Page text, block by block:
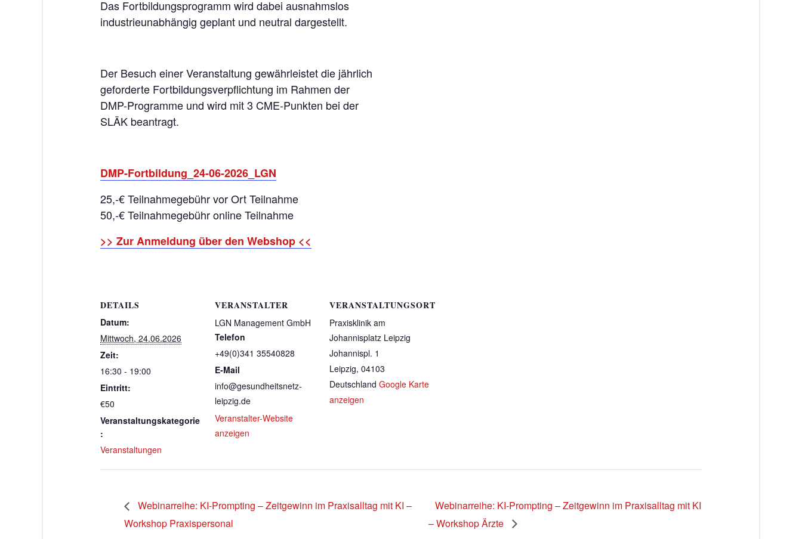
Das Fortbildungsprogramm wird dabei ausnahmslos
industrieunabhängig geplant und neutral dargestellt.
Der Besuch einer Veranstaltung gewährleistet die jährlich
geforderte Fortbildungsverpflichtung im Rahmen der
DMP-Programme und wird mit 3 CME-Punkten bei der
SLÄK beantragt.
DMP-Fortbildung_24-06-2026_LGN
25,-€ Teilnahmegebühr vor Ort Teilnahme
50,-€ Teilnahmegebühr online Teilnahme
>> Zur Anmeldung über den Webshop <<
DETAILS
Datum:
Mittwoch, 24.06.2026
Zeit:
16:30 - 19:00
Eintritt:
€50
Veranstaltungskategorie
:
Veranstaltungen
VERANSTALTER
LGN Management GmbH
Telefon
+49(0)341 35540828
E-Mail
info@gesundheitsnetz-
leipzig.de
Veranstalter-Website
anzeigen
VERANSTALTUNGSORT
Praxisklinik am
Johannisplatz Leipzig
Johannispl. 1
Leipzig, 04103
Deutschland Google Karte
anzeigen
Webinarreihe: KI-Prompting – Zeitgewinn im Praxisalltag mit KI –
Workshop Praxispersonal
Webinarreihe: KI-Prompting – Zeitgewinn im Praxisalltag mit KI
– Workshop Ärzte